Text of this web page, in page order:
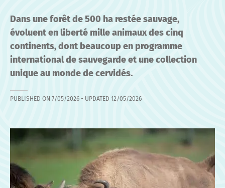
Dans une forêt de 500 ha restée sauvage,
évoluent en liberté mille animaux des cinq
continents, dont beaucoup en programme
international de sauvegarde et une collection
unique au monde de cervidés.
PUBLISHED ON 7/05/2026 - UPDATED 12/05/2026